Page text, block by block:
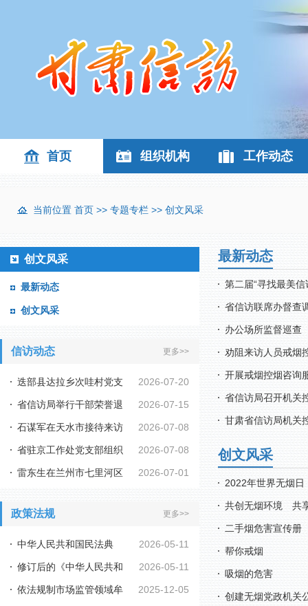
首页 组织机构 工作动态
当前位置 首页 >> 专题专栏 >> 创文风采
创文风采
最新动态
创文风采
信访动态 更多>>
2026-07-20
迭部县达拉乡次哇村党支
部、驻村工作队暑... 2026-07-15
省信访局举行干部荣誉退
休仪式 2026-07-08
石谋军在天水市接待来访
群众时强调 牢固... 2026-07-08
省驻京工作处党支部组织
开展“坚守信访初... 2026-07-01
雷东生在兰州市七里河区
政策法规 更多>>
2026-05-11
中华人民共和国民法典
2026-05-11
修订后的《中华人民共和
国行政复议法实施... 2025-12-05
依法规制市场监管领域牟
最新动态
第二届“寻找最美信
省信访联席办督查
办公场所监督巡查
劝阻来访人员戒烟
开展戒烟控烟咨询
省信访局召开机关
甘肃省信访局机关
创文风采
2022年世界无烟日
共创无烟环境 共
二手烟危害宣传册
帮你戒烟
吸烟的危害
创建无烟党政机关